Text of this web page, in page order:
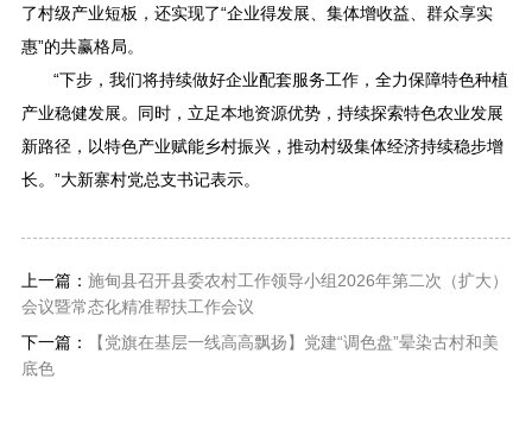
了村级产业短板，还实现了“企业得发展、集体增收益、群众享实
惠”的共赢格局。
“下步，我们将持续做好企业配套服务工作，全力保障特色种植
产业稳健发展。同时，立足本地资源优势，持续探索特色农业发展
新路径，以特色产业赋能乡村振兴，推动村级集体经济持续稳步增
长。”大新寨村党总支书记表示。
上一篇： 施甸县召开县委农村工作领导小组2026年第二次（扩大）
会议暨常态化精准帮扶工作会议
下一篇：
【党旗在基层一线高高飘扬】党建“调色盘”晕染古村和美
底色